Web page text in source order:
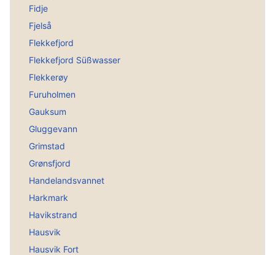
Fidje
Fjelså
Flekkefjord
Flekkefjord Süßwasser
Flekkerøy
Furuholmen
Gauksum
Gluggevann
Grimstad
Grønsfjord
Handelandsvannet
Harkmark
Havikstrand
Hausvik
Hausvik Fort